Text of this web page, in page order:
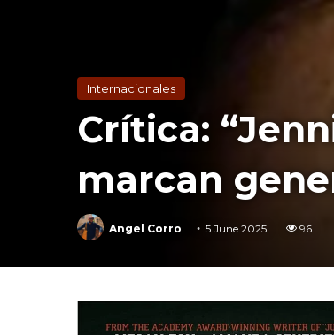
Internacionales
Crítica:
marcan
Angel Corro 5 June 2025 96